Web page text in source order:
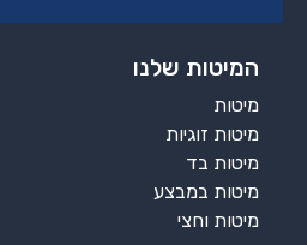
המיטות שלנו
מיטות
מיטות זוגיות
מיטות בד
מיטות במבצע
מיטות וחצי